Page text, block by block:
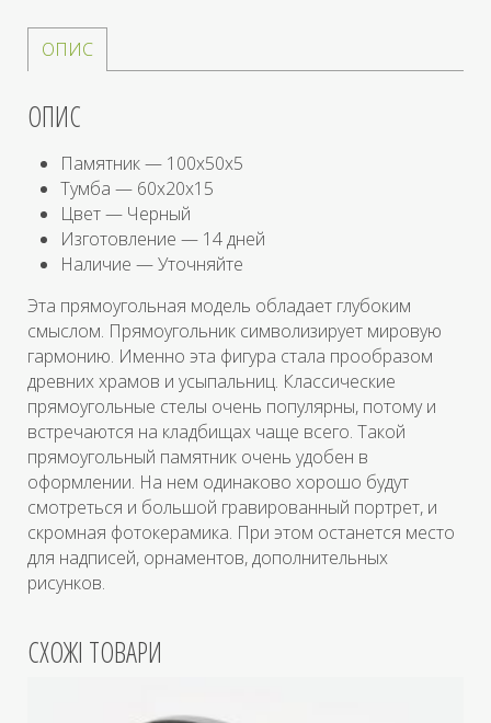
ОПИС
ОПИС
Памятник — 100х50х5
Тумба — 60х20х15
Цвет — Черный
Изготовление — 14 дней
Наличие — Уточняйте
Эта прямоугольная модель обладает глубоким
смыслом. Прямоугольник символизирует мировую
гармонию. Именно эта фигура стала прообразом
древних храмов и усыпальниц. Классические
прямоугольные стелы очень популярны, потому и
встречаются на кладбищах чаще всего. Такой
прямоугольный памятник очень удобен в
оформлении. На нем одинаково хорошо будут
смотреться и большой гравированный портрет, и
скромная фотокерамика. При этом останется место
для надписей, орнаментов, дополнительных
рисунков.
СХОЖІ ТОВАРИ